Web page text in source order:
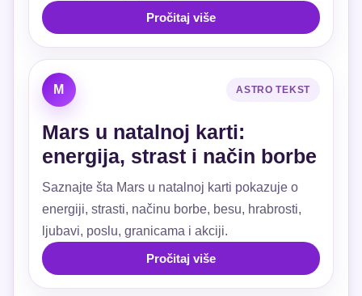
sigurnosti.
Pročitaj više
M ASTRO TEKST
Mars u natalnoj karti:
energija, strast i način borbe
Saznajte šta Mars u natalnoj karti pokazuje o
energiji, strasti, načinu borbe, besu, hrabrosti,
ljubavi, poslu, granicama i akciji.
Pročitaj više